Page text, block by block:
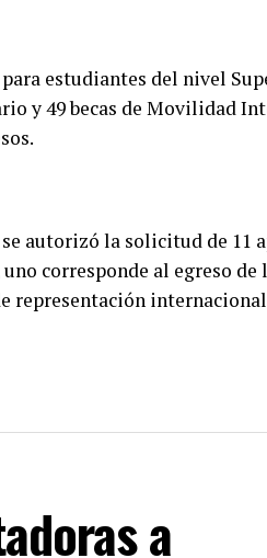
estudiantes del nivel
y 49 becas de Movilidad
autorizó la solicitud de 11
corresponde al egreso de
representación
a